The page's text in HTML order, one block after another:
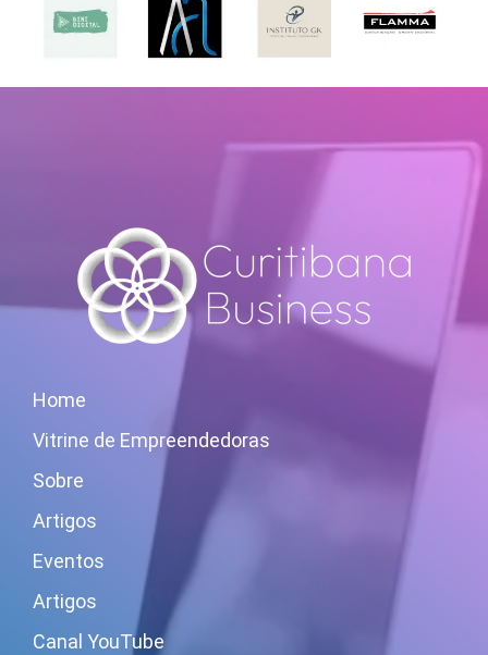
Home
Vitrine de Empreendedoras
Sobre
Artigos
Eventos
Artigos
Canal YouTube